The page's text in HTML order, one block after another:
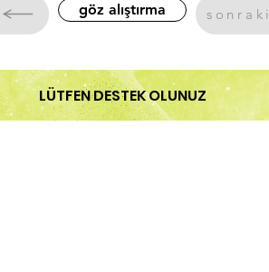
göz alıştırma sonraki
LÜTFEN DESTEK OLUNUZ